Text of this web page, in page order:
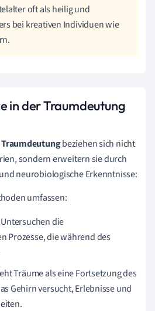
oft als heilig und
bei kreativen Individuen wie
in der Traumdeutung
Traumdeutungbeziehen sich nicht
sondern erweitern sie durch
neurobiologische Erkenntnisse:
umfassen:
die
Prozesse, die während des
Träume als eine Fortsetzung des
Gehirn versucht, Erlebnisse und